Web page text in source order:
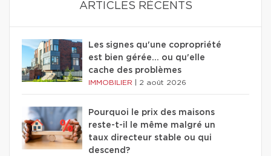
ARTICLES RÉCENTS
Les signes qu'une copropriété
est bien gérée… ou qu'elle
cache des problèmes
IMMOBILIER 2 août 2026
Pourquoi le prix des maisons
reste-t-il le même malgré un
taux directeur stable ou qui
descend?